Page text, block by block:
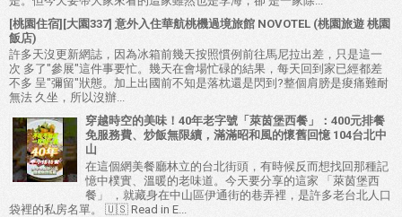
[桃園住宿][大園337] 意外入住華航桃機過境旅館 NOVOTEL (桃園旅遊 桃園
飯店)
許多天沒更新網誌，因為冰箱前幾天按照慣例前往馬尼拉出差，只是這一
次 多了"參展"這件事要忙。幾天在會場忙碌的結果，每天回到家已經都差
不多 呈"彌留"狀態。加上出國前不知是落枕還是閃到?整個肩膀是痠痛難耐
無法 久坐，所以沒辦...
穿越時空的美味！40年老字號「萊茵堡西餐」：400元排餐
免服務費、炒飯無限續，滿滿昭和風的懷舊回憶 104台北中
山
在這個網美餐廳林立的台北街頭，有時候反而想找回那種記
憶中樸實、溫暖的老味道。今天要分享的這家 「萊茵堡西
餐」 ，就藏身在中山區伊通街的巷弄裡，是許多老台北人口
袋裡的私房名單。 🇺🇸 Read in E...